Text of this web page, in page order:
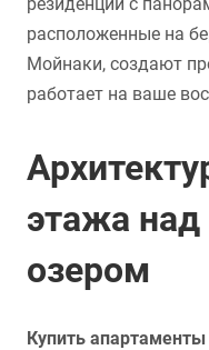
расположенные на
Мойнаки, создают
работает на ваше
этажа
озером
Купить